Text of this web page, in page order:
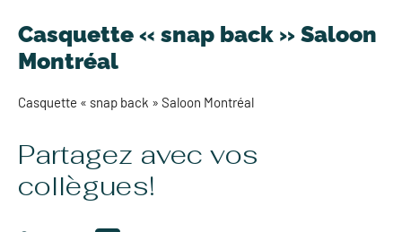
Casquette « snap back » Saloon
Montréal
Casquette « snap back » Saloon Montréal
Partagez avec vos
collègues!